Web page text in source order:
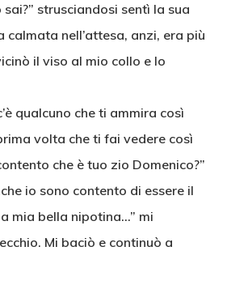
strusciandosi sentì la sua
calmata nell’attesa, anzi, era più
il viso al mio collo e lo
qualcuno che ti ammira così
volta che ti fai vedere così
che è tuo zio Domenico?”
io sono contento di essere il
mia bella nipotina…” mi
Mi baciò e continuò a